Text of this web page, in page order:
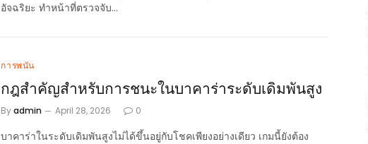
อัจฉริยะ ทำหน้าที่ตรวจจับ…
การพนัน
กฎสำคัญสำหรับการชนะในบาคาร่าระดับเดิมพันสูง
By admin April 28, 2026 0
บาคาร่าในระดับเดิมพันสูงไม่ได้ขึ้นอยู่กับโชคเพียงอย่างเดียว เกมนี้ยังต้อง